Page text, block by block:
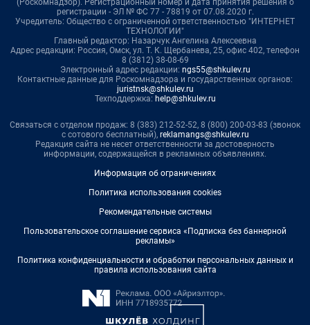
(Роскомнадзор). Регистрационный номер и дата принятия решения о
регистрации - ЭЛ № ФС 77 - 78819 от 07.08.2020 г.
Учредитель: Общество с ограниченной ответственностью "ИНТЕРНЕТ
ТЕХНОЛОГИИ"
Главный редактор: Назарчук Ангелина Алексеевна
Адрес редакции: Россия, Омск, ул. Т. К. Щербанева, 25, офис 402, телефон
8 (3812) 38-08-69
Электронный адрес редакции: ngs55@shkulev.ru
Контактные данные для Роскомнадзора и государственных органов:
juristnsk@shkulev.ru
Техподдержка: help@shkulev.ru
Связаться с отделом продаж: 8 (383) 212-52-52, 8 (800) 200-03-83 (звонок
с сотового бесплатный), reklamangs@shkulev.ru
Редакция сайта не несет ответственности за достоверность
информации, содержащейся в рекламных объявлениях.
Информация об ограничениях
Политика использования cookies
Рекомендательные системы
Пользовательское соглашение сервиса «Подписка без баннерной
рекламы»
Политика конфиденциальности и обработки персональных данных и
правила использования сайта